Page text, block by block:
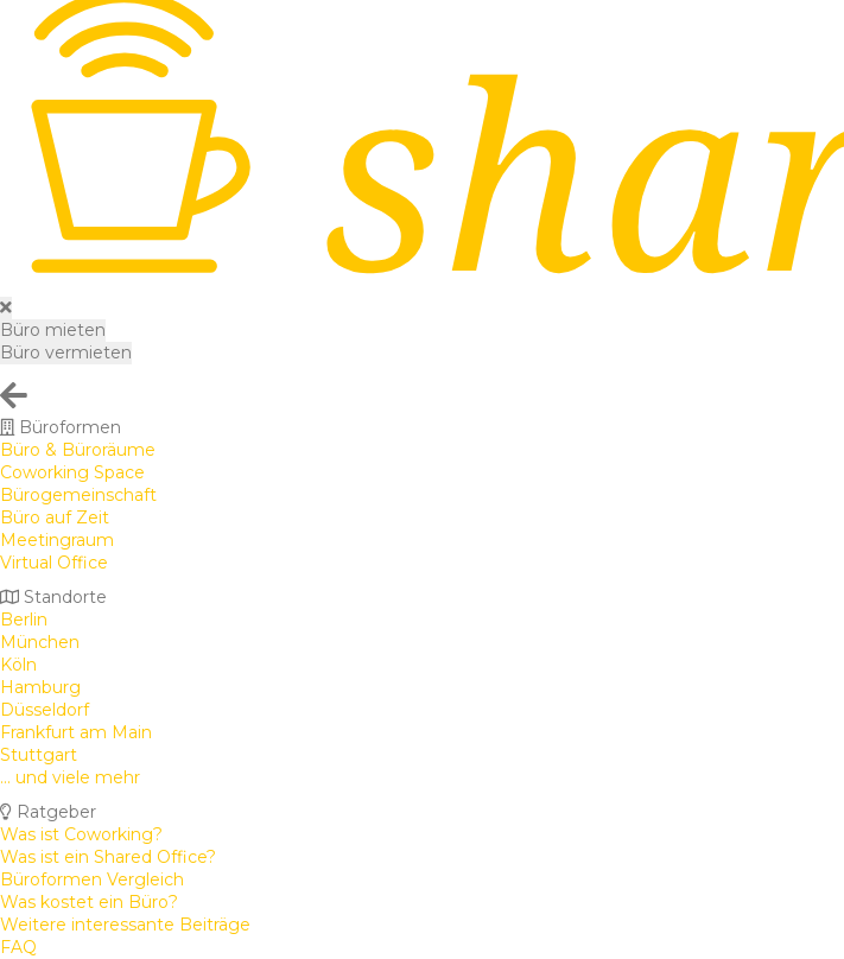
Büro mieten
Büro vermieten
Büroformen
Büro & Büroräume
Coworking Space
Bürogemeinschaft
Büro auf Zeit
Meetingraum
Virtual Office
Standorte
Berlin
München
Köln
Hamburg
Düsseldorf
Frankfurt am Main
Stuttgart
... und viele mehr
Ratgeber
Was ist Coworking?
Was ist ein Shared Office?
Büroformen Vergleich
Was kostet ein Büro?
Weitere interessante Beiträge
FAQ